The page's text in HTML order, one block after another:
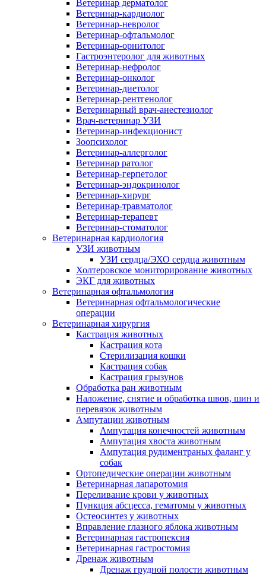
Ветеринар дерматолог
Ветеринар-кардиолог
Ветеринар-невролог
Ветеринар-офтальмолог
Ветеринар-орнитолог
Гастроэнтеролог для животных
Ветеринар-нефролог
Ветеринар-онколог
Ветеринар-диетолог
Ветеринар-рентгенолог
Ветеринарный врач-анестезиолог
Врач-ветеринар УЗИ
Ветеринар-инфекционист
Зоопсихолог
Ветеринар-аллерголог
Ветеринар ратолог
Ветеринар-герпетолог
Ветеринар-эндокринолог
Ветеринар-хирург
Ветеринар-травматолог
Ветеринар-терапевт
Ветеринар-стоматолог
Ветеринарная кардиология
УЗИ животным
УЗИ сердца/ЭХО сердца животным
Холтеровское мониторирование животных
ЭКГ для животных
Ветеринарная офтальмология
Ветеринарная офтальмологические
операции
Ветеринарная хирургия
Кастрация животных
Кастрация кота
Стерилизация кошки
Кастрация собак
Кастрация грызунов
Обработка ран животным
Наложение, снятие и обработка швов, шин и
перевязок животным
Ампутации животным
Ампутация конечностей животным
Ампутация хвоста животным
Ампутация рудиментраных фаланг у
собак
Ортопедические операции животным
Ветеринарная лапаротомия
Переливание крови у животных
Пункция абсцесса, гематомы у животных
Остеосинтез у животных
Вправление глазного яблока животным
Ветеринарная гастропексия
Ветеринарная гастростомия
Дренаж животным
Дренаж грудной полости животным